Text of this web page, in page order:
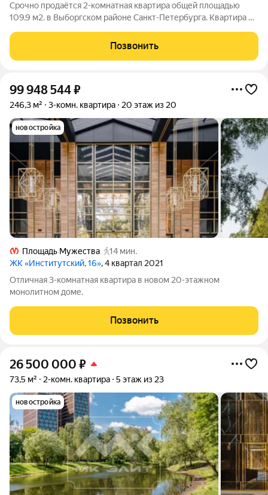
Срочно продаётся 2-комнатная квартира общей площадью
109.9 м2. в Выборгском районе Санкт-Петербурга. Квартира в
парков. Идеальное решение для тех, кто хочет жить в
спокойном зелёном районе с развитой
Позвонить
99 948 544₽
246,3 м² 3-комн. квартира 20 этаж из 20
новостройка
Площадь Мужества
14 мин.
ЖК «Институтский, 16», 4 квартал 2021
Отличная 3-комнатная квартира в новом 20-этажном
монолитном доме.
Позвонить
26 500 000 ₽
73,5 м² 2-комн. квартира 5 этаж из 23
новостройка